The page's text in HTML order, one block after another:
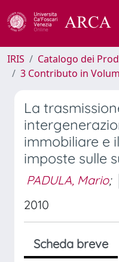
IRIS
Catalogo dei
3 Contributo in
La
immobiliare e
imposte sulle
PADULA, Mario;
2010
Scheda breve